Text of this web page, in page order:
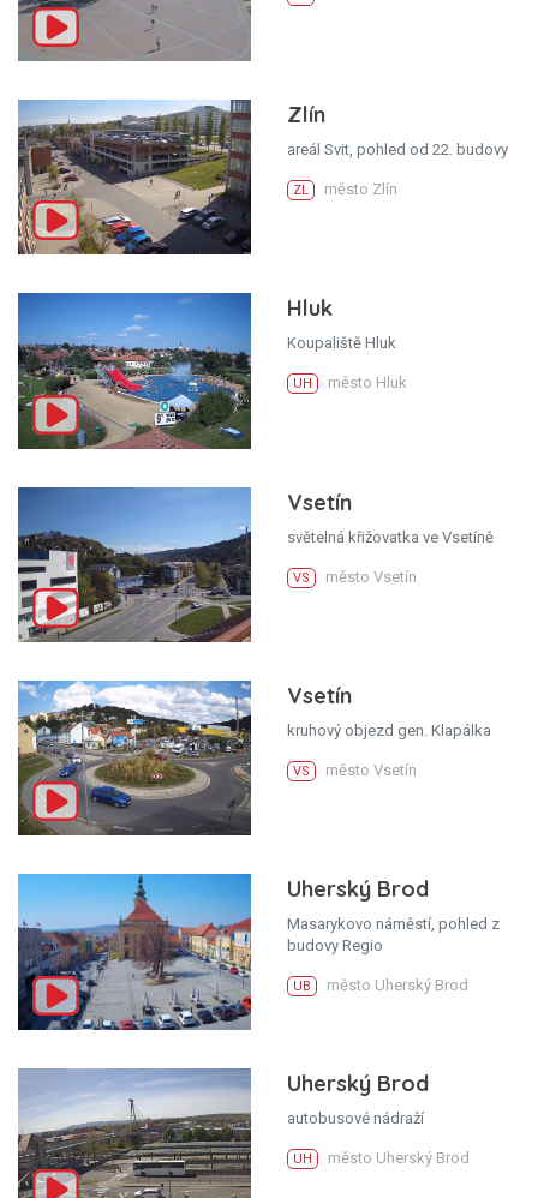
Zlín
areál Svit, pohled od 22. budovy
ZL město Zlín
Hluk
Koupaliště Hluk
UH město Hluk
Vsetín
světelná křižovatka ve Vsetíně
VS město Vsetín
Vsetín
kruhový objezd gen. Klapálka
VS město Vsetín
Uherský Brod
Masarykovo náměstí, pohled z
budovy Regio
UB město Uherský Brod
Uherský Brod
autobusové nádraží
UH město Uherský Brod